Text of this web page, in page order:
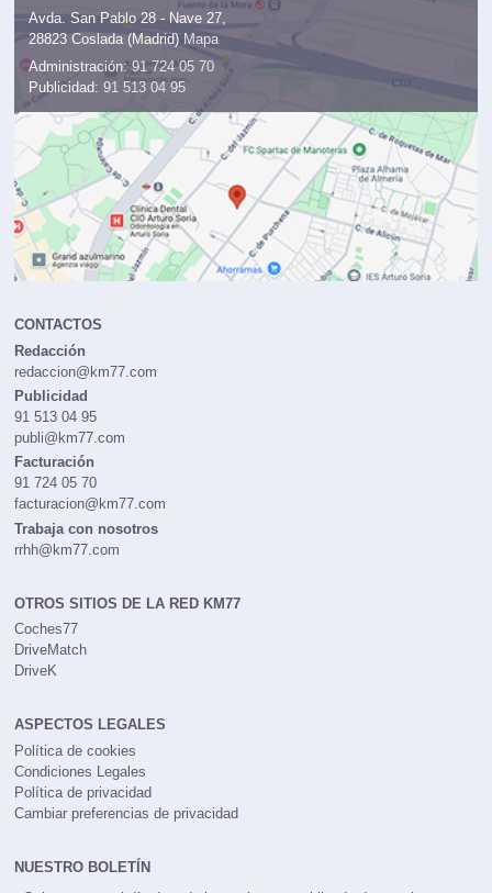
Avda. San Pablo 28 - Nave 27,
28823 Coslada (Madrid) Mapa
Administración: 91 724 05 70
Publicidad: 91 513 04 95
CONTACTOS
Redacción
redaccion@km77.com
Publicidad
91 513 04 95
publi@km77.com
Facturación
91 724 05 70
facturacion@km77.com
Trabaja con nosotros
rrhh@km77.com
OTROS SITIOS DE LA RED KM77
Coches77
DriveMatch
DriveK
ASPECTOS LEGALES
Política de cookies
Condiciones Legales
Política de privacidad
Cambiar preferencias de privacidad
NUESTRO BOLETÍN